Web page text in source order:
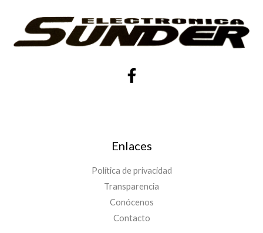
Enlaces
Política de privacidad
Transparencia
Conócenos
Contacto